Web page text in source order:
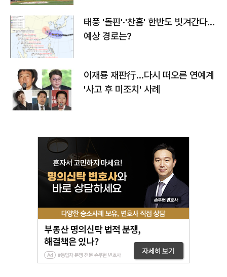
태풍 '돌핀'·'찬홈' 한반도 빗겨간다…
예상 경로는?
이재룡 재판行…다시 떠오른 연예계
'사고 후 미조치' 사례